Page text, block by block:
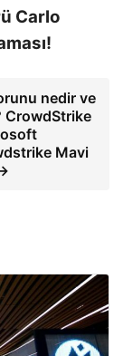
Carlo
nedir ve
CrowdStrike
Mavi